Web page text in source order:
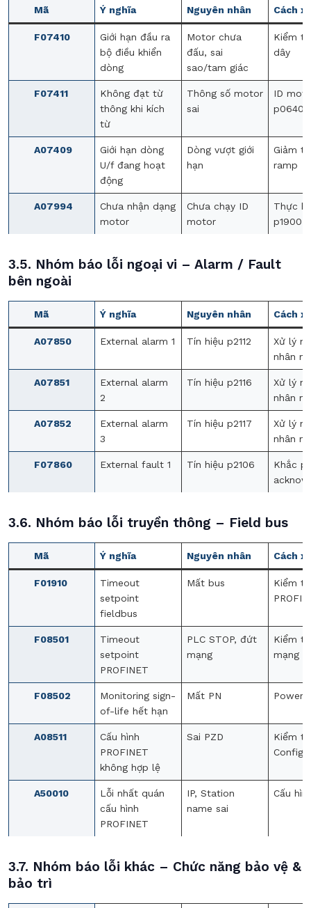
Mã Ý nghĩa Nguyên nhân Cách
F07410
Giới hạn đầu ra
bộ điều khiển
dòng
Motor chưa
đấu, sai
sao/tam giác
Kiểm
dây
F07411
Không đạt từ
thông khi kích
từ
Thông số motor
sai
ID
p0640
A07409
Giới hạn dòng
U/f đang hoạt
động
Dòng vượt giới
hạn
Giảm
ramp
A07994
Chưa nhận dạng
motor
Chưa chạy ID
motor
Thực
p1900
3.5. Nhóm báo lỗi ngoại vi – Alarm / Fault
bên ngoài
Mã Ý nghĩa Nguyên nhân Cách
A07850 External alarm 1 Tín hiệu p2112
Xử lý
nhân
A07851
External alarm
2
Tín hiệu p2116
Xử lý
nhân
A07852
External alarm
3
Tín hiệu p2117
Xử lý
nhân
F07860 External fault 1 Tín hiệu p2106
Khắc
3.6. Nhóm báo lỗi truyền thông – Field bus
Mã Ý nghĩa Nguyên nhân Cách
F01910
Timeout
setpoint
fieldbus
Mất bus
Kiểm
F08501
Timeout
setpoint
PROFINET
PLC STOP, đứt
mạng
Kiểm
mạng
F08502
Monitoring sign-
of-life hết hạn
Mất PN Power
A08511
Cấu hình
PROFINET
không hợp lệ
Sai PZD
Kiểm
Config
A50010
Lỗi nhất quán
cấu hình
PROFINET
IP, Station
name sai
Cấu
3.7. Nhóm báo lỗi khác – Chức năng bảo vệ &
bảo trì